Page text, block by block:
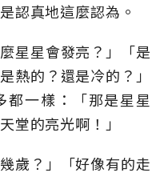
認真地這麼認為。
星星會發亮？」「是
熱的？還是冷的？」
都一樣：「那是星星
堂的亮光啊！」
歲？」「好像有的走